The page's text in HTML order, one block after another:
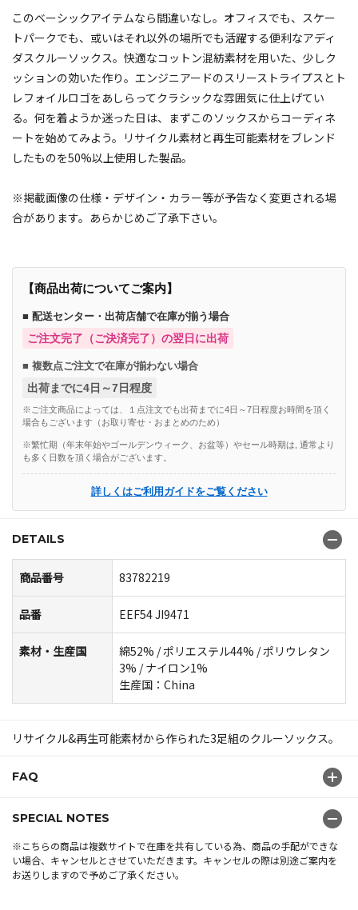
このベーシックアイテムなら間違いなし。オフィスでも、スケー
トパークでも、或いはそれ以外の場所でも活躍する便利なアディ
ダスクルーソックス。快適なコットン混紡素材を用いた、少しク
ッションの効いた作り。エンジニアードのスリーストライプスとト
レフォイルロゴをあしらってクラシックな雰囲気に仕上げてい
る。何を着ようか迷った日は、まずこのソックスからコーディネ
ートを始めてみよう。リサイクル素材と再生可能素材をブレンド
したものを50%以上使用した製品。
※掲載画像の仕様・デザイン・カラー等が予告なく変更される場
合があります。あらかじめご了承下さい。
【商品出荷についてご案内】
■ 配送センター・出荷店舗で在庫が揃う場合
ご注文完了（ご決済完了）の翌日に出荷
■ 複数点ご注文で在庫が揃わない場合
出荷までに4日～7日程度
※ご注文商品によっては、１点注文でも出荷までに4日～7日程度お時間を頂く
場合もございます（お取り寄せ・おまとめのため）
※繁忙期（年末年始やゴールデンウィーク、お盆等）やセール時期は, 通常より
も多く日数を頂く場合がございます。
詳しくはご利用ガイドをご覧ください
DETAILS
商品番号 83782219
品番 EEF54 JI9471
素材・生産国
綿52% / ポリエステル44% / ポリウレタン
3% / ナイロン1%
生産国：China
リサイクル&再生可能素材から作られた3足組のクルーソックス。
FAQ
SPECIAL NOTES
※こちらの商品は複数サイトで在庫を共有している為、商品の手配ができな
い場合、キャンセルとさせていただきます。キャンセルの際は別途ご案内を
お送りしますので予めご了承ください。